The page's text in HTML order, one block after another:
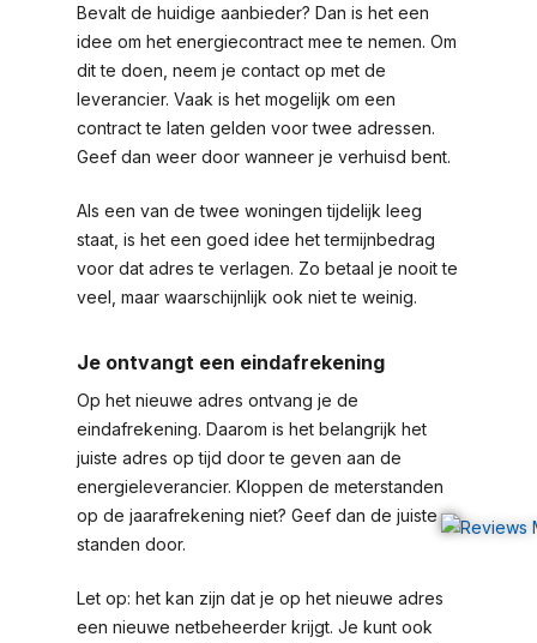
Bevalt de huidige aanbieder? Dan is het een
idee om het energiecontract mee te nemen. Om
dit te doen, neem je contact op met de
leverancier. Vaak is het mogelijk om een
contract te laten gelden voor twee adressen.
Geef dan weer door wanneer je verhuisd bent.
Als een van de twee woningen tijdelijk leeg
staat, is het een goed idee het termijnbedrag
voor dat adres te verlagen. Zo betaal je nooit te
veel, maar waarschijnlijk ook niet te weinig.
Je ontvangt een eindafrekening
Op het nieuwe adres ontvang je de
eindafrekening. Daarom is het belangrijk het
juiste adres op tijd door te geven aan de
energieleverancier. Kloppen de meterstanden
op de jaarafrekening niet? Geef dan de juiste
standen door.
Let op: het kan zijn dat je op het nieuwe adres
een nieuwe netbeheerder krijgt. Je kunt ook